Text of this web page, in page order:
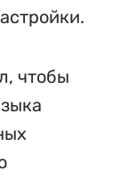
чтобы